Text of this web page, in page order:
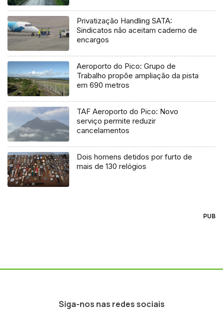
Privatização Handling SATA:
Sindicatos não aceitam caderno de
encargos
Aeroporto do Pico: Grupo de
Trabalho propõe ampliação da pista
em 690 metros
TAF Aeroporto do Pico: Novo
serviço permite reduzir
cancelamentos
Dois homens detidos por furto de
mais de 130 relógios
PUB
Siga-nos nas redes sociais